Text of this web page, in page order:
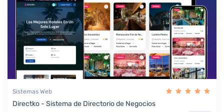
Sistemas Web
Directko - Sistema de Directorio de Negocios